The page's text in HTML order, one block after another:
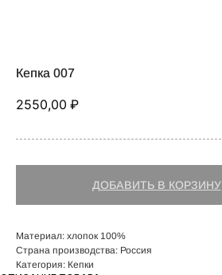
Кепка 007
2550,00 ₽
ДОБАВИТЬ В КОРЗИНУ
Материал: хлопок 100%
Страна производства: Россия
Категория: Кепки